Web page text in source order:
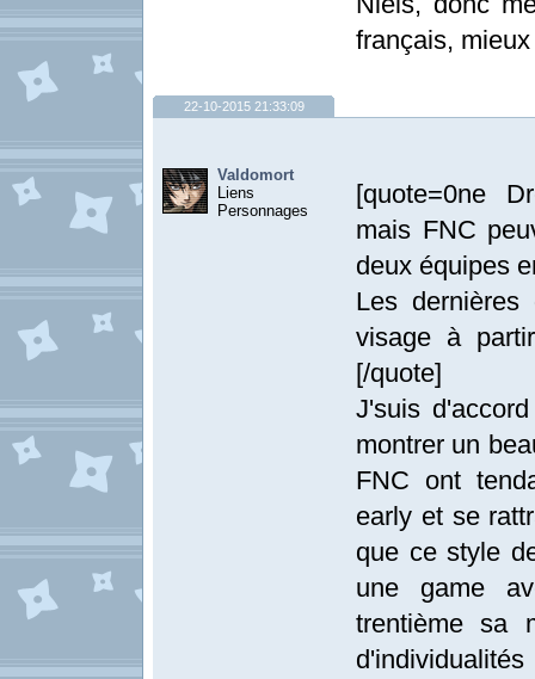
français,
22-10-2015 21:33:09
Valdomort
Liens
Personnages
[quote=0ne
mais FNC
deux équipes
Les
visage à
[/quote]
J'suis
montrer un
FNC ont
early et se
que ce style
une game
trentième sa